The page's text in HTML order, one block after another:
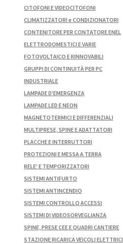
CITOFONI E VIDEOCITOFONI
CLIMATIZZATORI e CONDIZIONATORI
CONTENITORE PER CONTATORE ENEL
ELETTRODOMESTICI E VARIE
FOTOVOLTAICO E RINNOVABILI
GRUPPI DI CONTINUITÀ PER PC
INDUSTRIALE
LAMPADE D'EMERGENZA
LAMPADE LED E NEON
MAGNETOTERMICI E DIFFERENZIALI
MULTIPRESE, SPINE E ADATTATORI
PLACCHE E INTERRUTTORI
PROTEZIONI E MESSA A TERRA
RELE' E TEMPORIZZATORI
SISTEMI ANTIFURTO
SISTEMI ANTINCENDIO
SISTEMI CONTROLLO ACCESSI
SISTEMI DI VIDEOSORVEGLIANZA
SPINE, PRESE CEE E QUADRI CANTIERE
STAZIONE RICARICA VEICOLI ELETTRICI